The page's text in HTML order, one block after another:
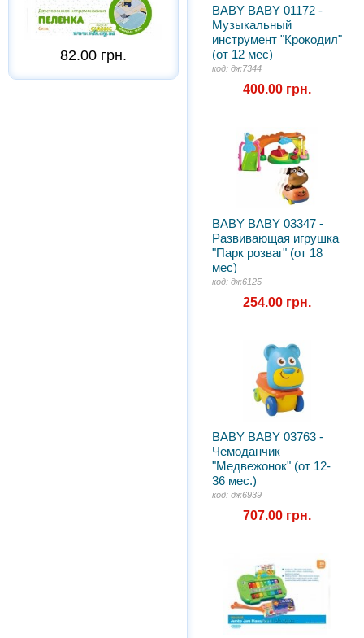
82.00 грн.
BABY BABY 01172 -
Музыкальный
инструмент "Крокодил"
(от 12 мес)
код: дж7344
400.00 грн.
BABY BABY 03347 -
Развивающая игрушка
"Парк розваг" (от 18
мес)
код: дж6125
254.00 грн.
BABY BABY 03763 -
Чемоданчик
"Медвежонок" (от 12-
36 мес.)
код: дж6939
707.00 грн.